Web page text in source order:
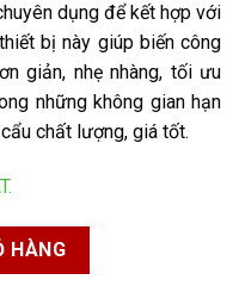
dụng để kết hợp với
bị này giúp biến công
giản, nhẹ nhàng, tối ưu
những không gian hạn
chất lượng, giá tốt.
HÀNG